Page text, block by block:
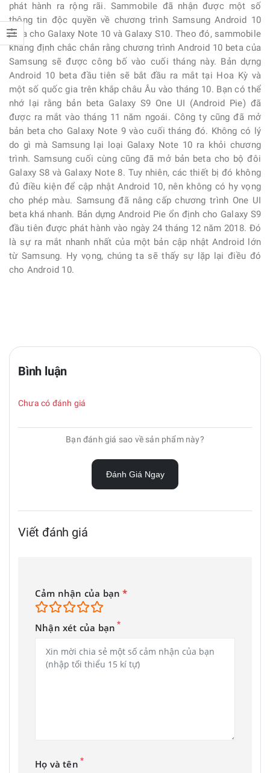
phát hành ra rộng rãi. Sammobile đã nhận được một số
thông tin độc quyền về chương trình Samsung Android 10
beta cho Galaxy Note 10 và Galaxy S10. Theo đó, sammobile
khẳng định chắc chắn rằng chương trình Android 10 beta của
Samsung sẽ được công bố vào cuối tháng này. Bản dựng
Android 10 beta đầu tiên sẽ bắt đầu ra mắt tại Hoa Kỳ và
một số quốc gia trên khắp châu Âu vào tháng 10. Bạn có thể
nhớ lại rằng bản beta Galaxy S9 One UI (Android Pie) đã
được ra mắt vào tháng 11 năm ngoái. Công ty cũng đã mở
bản beta cho Galaxy Note 9 vào cuối tháng đó. Không có lý
do gì mà Samsung lại loại Galaxy Note 10 ra khỏi chương
trình. Samsung cuối cùng cũng đã mở bản beta cho bộ đôi
Galaxy S8 và Galaxy Note 8. Tuy nhiên, các thiết bị đó không
đủ điều kiện để cập nhật Android 10, nên không có hy vọng
cho phép màu. Samsung đã nâng cấp chương trình One UI
beta khá nhanh. Bản dựng Android Pie ổn định cho Galaxy S9
đầu tiên được phát hành vào ngày 24 tháng 12 năm 2018. Đó
là sự ra mắt nhanh nhất của một bản cập nhật Android lớn
từ Samsung. Hy vọng, chúng ta sẽ thấy sự lặp lại điều đó
cho Android 10.
Bình luận
Chưa có đánh giá
Bạn đánh giá sao về sản phẩm này?
Đánh Giá Ngay
Viết đánh giá
Cảm nhận của bạn*
Nhận xét của bạn *
Họ và tên *